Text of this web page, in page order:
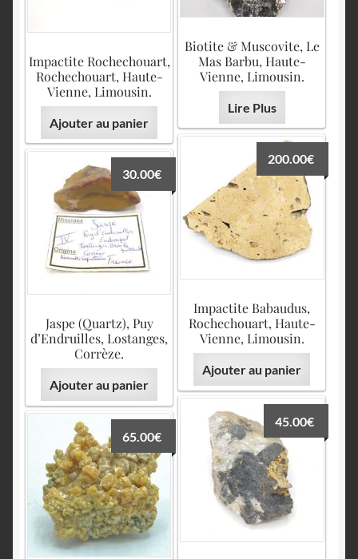
Biotite & Muscovite, Le
Mas Barbu, Haute-
Vienne, Limousin.
Lire Plus
Impactite Rochechouart,
Rochechouart, Haute-
Vienne, Limousin.
Ajouter au panier
Impactite Babaudus,
Rochechouart, Haute-
Vienne, Limousin.
200.00€
Ajouter au panier
Jaspe (Quartz), Puy
d’Endruilles, Lostanges,
Corrèze.
30.00€
Ajouter au panier
45.00€
65.00€